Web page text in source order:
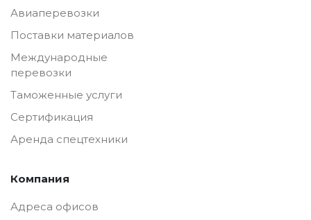
Авиаперевозки
Поставки материалов
Международные
перевозки
Таможенные услуги
Сертификация
Аренда спецтехники
Компания
Адреса офисов